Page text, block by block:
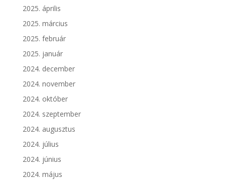
2025. április
2025. március
2025. február
2025. január
2024. december
2024. november
2024. október
2024. szeptember
2024. augusztus
2024. július
2024. június
2024. május